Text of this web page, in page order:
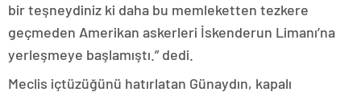
bir teşneydiniz ki daha bu memleketten tezkere
geçmeden Amerikan askerleri İskenderun Limanı’na
yerleşmeye başlamıştı.” dedi.
Meclis içtüzüğünü hatırlatan Günaydın, kapalı